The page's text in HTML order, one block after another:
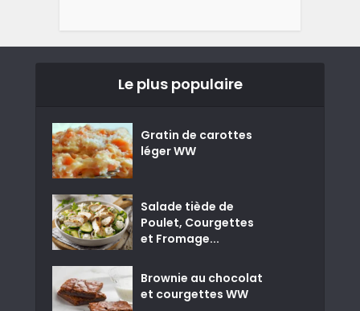
Le plus populaire
Gratin de carottes
léger WW
Salade tiède de
Poulet, Courgettes
et Fromage...
Brownie au chocolat
et courgettes WW